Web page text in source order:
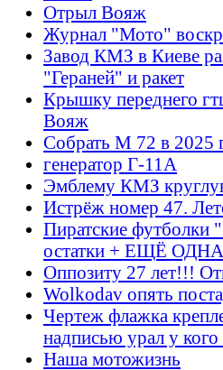
Отрыл Вояж
Журнал "Мото"
Завод КМЗ в Киеве
"Гераней" и ракет
Крышку переднего
Вояж
Собрать М 72 в 2025
генератор Г-11А
Эмблему КМЗ
Истрёж номер 47.
Пиратские футболки
остатки + ЕЩЁ ОДНА
Оппозиту 27 лет!!!
Wolkodav опять
Чертеж флажка
надписью урал у кого
Наша мотожизнь